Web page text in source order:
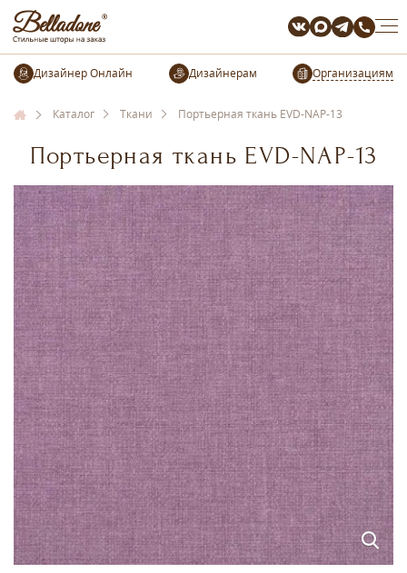
Организациям
Каталог Ткани Портьерная ткань EVD-NAP-13
Портьерная ткань EVD-NAP-13